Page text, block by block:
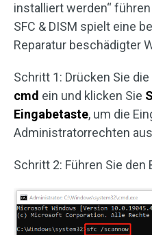
installiert werden“
SFC & DISM spielt eine
Reparatur beschädigter
Schritt 1: Drücken Sie die
cmd ein und klicken Sie
Eingabetaste, um die
Administratorrechten
Schritt 2: Führen Sie den